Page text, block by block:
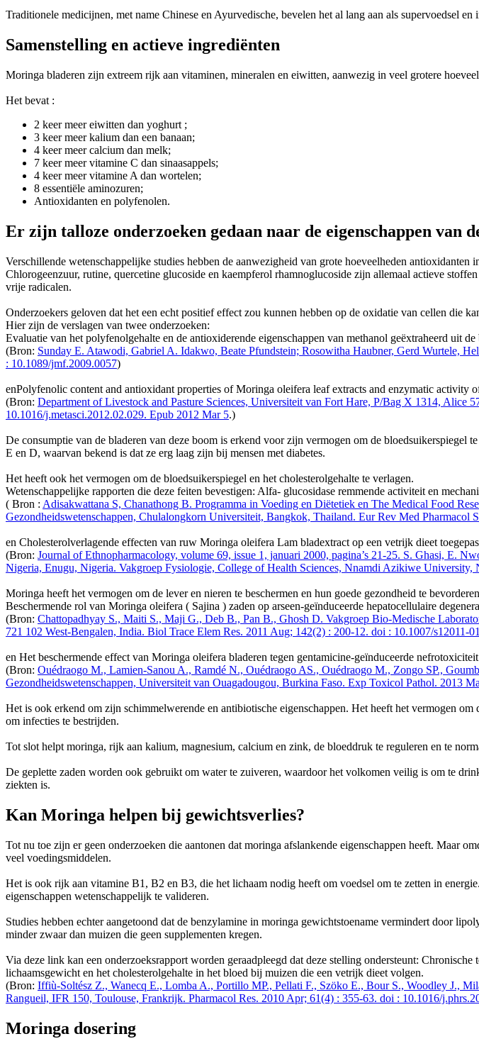
Traditionele medicijnen, met name Chinese en Ayurvedische, bevelen het al lang aan als supervoedsel
Samenstelling en actieve ingrediënten
Moringa bladeren zijn extreem rijk aan vitaminen, mineralen en eiwitten, aanwezig in veel grotere
Het bevat :
2 keer meer eiwitten dan yoghurt ;
3 keer meer kalium dan een banaan;
4 keer meer calcium dan melk;
7 keer meer vitamine C dan sinaasappels;
4 keer meer vitamine A dan wortelen;
8 essentiële aminozuren;
Antioxidanten en polyfenolen.
Er zijn talloze onderzoeken gedaan naar de eigenschappen van
Verschillende wetenschappelijke studies hebben de aanwezigheid van grote hoeveelheden antioxidanten
Chlorogeenzuur, rutine, quercetine glucoside en kaempferol rhamnoglucoside zijn allemaal actieve
vrije radicalen.
Onderzoekers geloven dat het een echt positief effect zou kunnen hebben op de oxidatie van cellen die
Hier zijn de verslagen van twee onderzoeken:
Evaluatie van het polyfenolgehalte en de antioxiderende eigenschappen van methanol geëxtraheerd uit
(Bron: Sunday E. Atawodi, Gabriel A. Idakwo, Beate Pfundstein; Rosowitha Haubner, Gerd Wurtele,
: 10.1089/jmf.2009.0057)
enPolyfenolic content and antioxidant properties of Moringa oleifera leaf extracts and enzymatic
(Bron: Department of Livestock and Pasture Sciences, Universiteit van Fort Hare, P/Bag X 1314,
10.1016/j.metasci.2012.02.029. Epub 2012 Mar 5.)
De consumptie van de bladeren van deze boom is erkend voor zijn vermogen om de bloedsuikerspiegel
E en D, waarvan bekend is dat ze erg laag zijn bij mensen met diabetes.
Het heeft ook het vermogen om de bloedsuikerspiegel en het cholesterolgehalte te verlagen.
Wetenschappelijke rapporten die deze feiten bevestigen: Alfa- glucosidase remmende activiteit en
( Bron : Adisakwattana S, Chanathong B. Programma in Voeding en Diëtetiek en The Medical Food
Gezondheidswetenschappen, Chulalongkorn Universiteit, Bangkok, Thailand. Eur Rev Med Pharmacol
en Cholesterolverlagende effecten van ruw Moringa oleifera Lam bladextract op een vetrijk dieet
(Bron: Journal of Ethnopharmacology, volume 69, issue 1, januari 2000, pagina’s 21-25. S. Ghasi, E.
Nigeria, Enugu, Nigeria. Vakgroep Fysiologie, College of Health Sciences, Nnamdi Azikiwe
Moringa heeft het vermogen om de lever en nieren te beschermen en hun goede gezondheid te
Beschermende rol van Moringa oleifera ( Sajina ) zaden op arseen-geïnduceerde hepatocellulaire
(Bron: Chattopadhyay S., Maiti S., Maji G., Deb B., Pan B., Ghosh D. Vakgroep Bio-Medische
721 102 West-Bengalen, India. Biol Trace Elem Res. 2011 Aug; 142(2) : 200-12. doi : 10.1007/s12011-
en Het beschermende effect van Moringa oleifera bladeren tegen gentamicine-geïnduceerde
(Bron: Ouédraogo M., Lamien-Sanou A., Ramdé N., Ouédraogo AS., Ouédraogo M., Zongo SP.,
Gezondheidswetenschappen, Universiteit van Ouagadougou, Burkina Faso. Exp Toxicol Pathol. 2013
Het is ook erkend om zijn schimmelwerende en antibiotische eigenschappen. Het heeft het vermogen
om infecties te bestrijden.
Tot slot helpt moringa, rijk aan kalium, magnesium, calcium en zink, de bloeddruk te reguleren en te
De geplette zaden worden ook gebruikt om water te zuiveren, waardoor het volkomen veilig is om te
ziekten is.
Kan Moringa helpen bij gewichtsverlies?
Tot nu toe zijn er geen onderzoeken die aantonen dat moringa afslankende eigenschappen heeft. Maar
veel voedingsmiddelen.
Het is ook rijk aan vitamine B1, B2 en B3, die het lichaam nodig heeft om voedsel om te zetten in
eigenschappen wetenschappelijk te valideren.
Studies hebben echter aangetoond dat de benzylamine in moringa gewichtstoename vermindert door
minder zwaar dan muizen die geen supplementen kregen.
Via deze link kan een onderzoeksrapport worden geraadpleegd dat deze stelling ondersteunt:
lichaamsgewicht en het cholesterolgehalte in het bloed bij muizen die een vetrijk dieet volgen.
(Bron: Iffiù-Soltész Z., Wanecq E., Lomba A., Portillo MP., Pellati F., Szöko E., Bour S., Woodley J.,
Rangueil, IFR 150, Toulouse, Frankrijk. Pharmacol Res. 2010 Apr; 61(4) : 355-63. doi : 10.1016/
Moringa dosering